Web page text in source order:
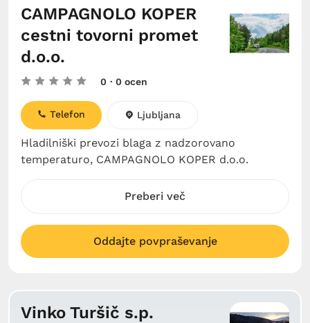
CAMPAGNOLO KOPER
cestni tovorni promet
d.o.o.
0 · 0 ocen
Hladilniški prevozi blaga z nadzorovano
temperaturo, CAMPAGNOLO KOPER d.o.o.
Telefon Ljubljana
Preberi več
Oddajte povpraševanje
Vinko Turšič s.p.